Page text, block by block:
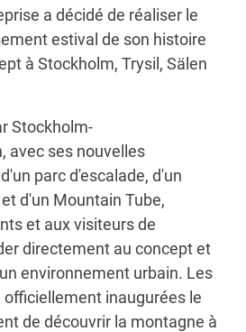
a décidé de réaliser le
estival de son histoire
à Stockholm, Trysil, Sälen
Stockholm-
avec ses nouvelles
parc d'escalade, d'un
d'un Mountain Tube,
et aux visiteurs de
directement au concept et
environnement urbain. Les
inaugurées le
de découvrir la montagne à